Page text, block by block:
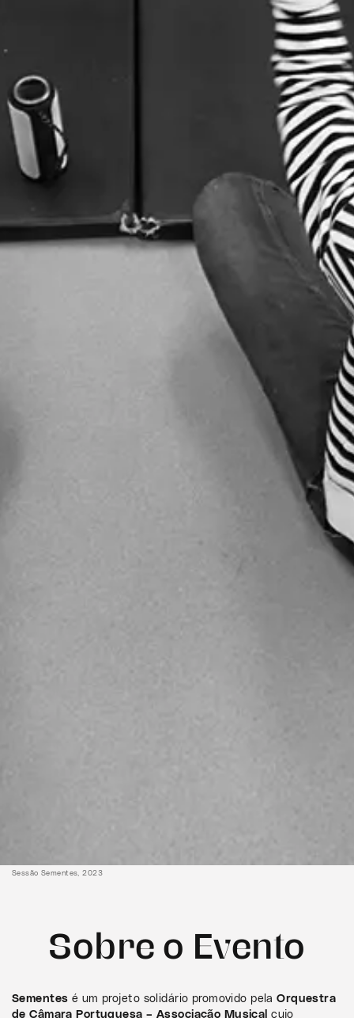
Sessão Sementes, 2023
Sobre o Evento
Sementes é um projeto solidário promovido pelaOrquestra
de Câmara Portuguesa – Associação Musical cujo